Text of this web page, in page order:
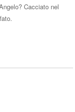
Cacciato nel